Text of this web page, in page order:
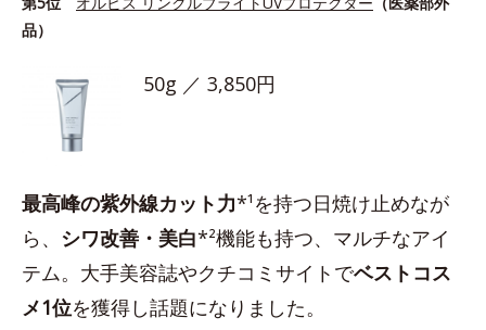
品）
50g ／ 3,850円
最高峰の紫外線カット力*¹を持つ日焼け止めなが
ら、 シワ改善・美白*²機能も持つ、マルチなアイ
テム。大手美容誌やクチコミサイトでベストコス
メ1位を獲得し話題になりました。